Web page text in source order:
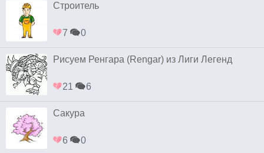
Строитель
7 0
Рисуем Ренгара (Rengar) из Лиги Легенд
21 6
Сакура
6 0